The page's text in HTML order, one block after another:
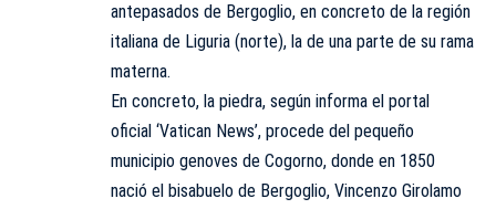
antepasados de Bergoglio, en concreto de la región
italiana de Liguria (norte), la de una parte de su rama
materna.
En concreto, la piedra, según informa el portal
oficial ‘Vatican News’, procede del pequeño
municipio genoves de Cogorno, donde en 1850
nació el bisabuelo de Bergoglio, Vincenzo Girolamo